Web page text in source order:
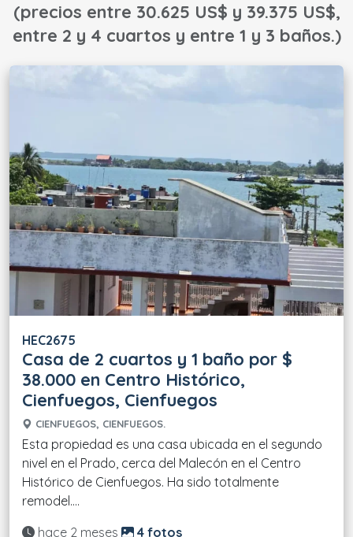
(precios entre 30.625 US$ y 39.375 US$,
entre 2 y 4 cuartos y entre 1 y 3 baños.)
HEC2675
Casa de 2 cuartos y 1 baño por $
38.000 en Centro Histórico,
Cienfuegos, Cienfuegos
CIENFUEGOS, CIENFUEGOS.
Esta propiedad es una casa ubicada en el segundo
nivel en el Prado, cerca del Malecón en el Centro
Histórico de Cienfuegos. Ha sido totalmente
remodel....
Actualizado:
hace 2 meses 4 fotos